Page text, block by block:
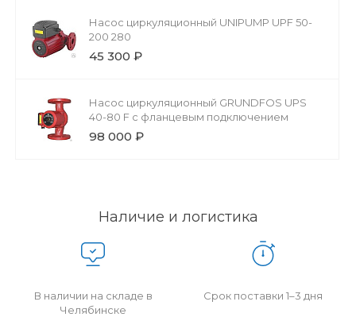
Насос циркуляционный UNIPUMP UPF 50-
200 280
45 300 ₽
Насос циркуляционный GRUNDFOS UPS
40-80 F с фланцевым подключением
98 000 ₽
Наличие и логистика
В наличии на складе в
Челябинске
Срок поставки 1–3 дня